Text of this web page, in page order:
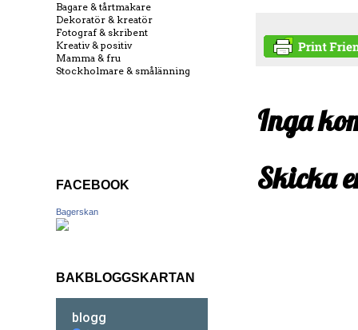
Inga
Skicka
Bagare & tårtmakare
Dekoratör & kreatör
Fotograf & skribent
Kreativ & positiv
Mamma & fru
Stockholmare & smålänning
FACEBOOK
Bagerskan
BAKBLOGGSKARTAN